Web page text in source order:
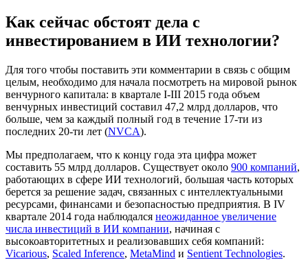
Как сейчас обстоят дела с
инвестированием в ИИ технологии?
Для того чтобы поставить эти комментарии в связь с общим
целым, необходимо для начала посмотреть на мировой рынок
венчурного капитала: в квартале I-III 2015 года объем
венчурных инвестиций составил 47,2 млрд долларов, что
больше, чем за каждый полный год в течение 17-ти из
последних 20-ти лет (NVCA).
Мы предполагаем, что к концу года эта цифра может
составить 55 млрд долларов. Существует около 900 компаний,
работающих в сфере ИИ технологий, большая часть которых
берется за решение задач, связанных с интеллектуальными
ресурсами, финансами и безопасностью предприятия. В IV
квартале 2014 года наблюдался неожиданное увеличение
числа инвестиций в ИИ компании, начиная с
высокоавторитетных и реализовавших себя компаний:
Vicarious, Scaled Inference, MetaMind и Sentient Technologies.